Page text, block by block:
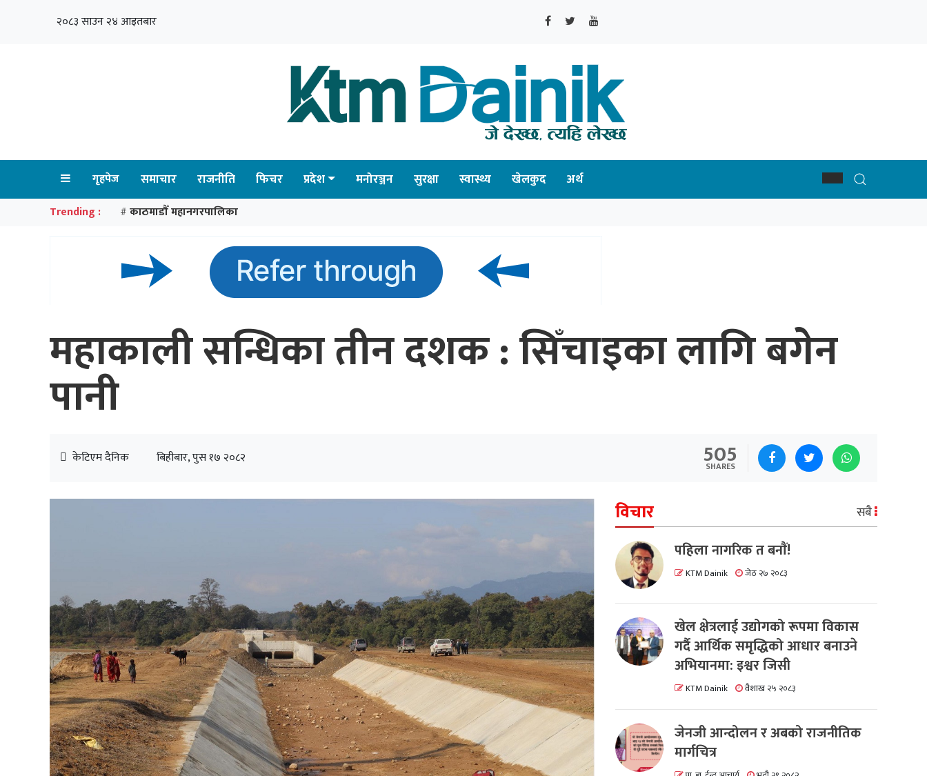
२०८३ साउन २४ आइतबार
गृहपेज समाचार राजनीति फिचर प्रदेश मनोरञ्जन सुरक्षा स्वास्थ्य खेलकुद अर्थ
Trending : # काठमाडौँ महानगरपालिका
महाकाली सन्धिका तीन दशक : सिँचाइका लागि बगेन
पानी
केटिएम दैनिक बिहीबार, पुस १७ २०८२ 505
SHARES
विचार सबै
पहिला नागरिक त बनाैं!
KTM Dainik जेठ २७ २०८३
खेल क्षेत्रलाई उद्योगको रूपमा विकास
गर्दै आर्थिक समृद्धिको आधार बनाउने
अभियानमा: इश्वर जिसी
KTM Dainik वैशाख २५ २०८३
जेनजी आन्दोलन र अबको राजनीतिक
मार्गचित्र